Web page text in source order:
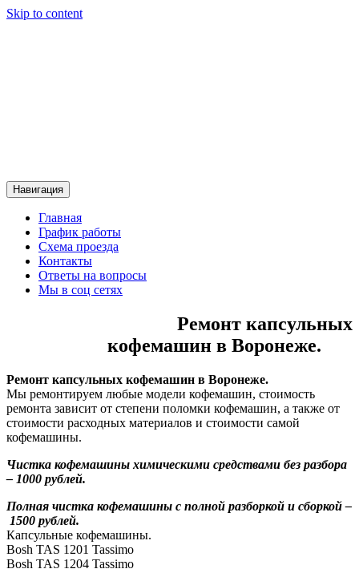
Skip to content
Навигация
Главная
График работы
Схема проезда
Контакты
Ответы на вопросы
Мы в соц сетях
Ремонт капсульных
кофемашин в Воронеже.
Ремонт капсульных кофемашин в Воронеже.
Мы ремонтируем любые модели кофемашин, стоимость
ремонта зависит от степени поломки кофемашин, а также от
стоимости расходных материалов и стоимости самой
кофемашины.
Чистка кофемашины химическими средствами без разбора
– 1000 рублей.
Полная чистка кофемашины с полной разборкой и сборкой –
1500 рублей.
Капсульные кофемашины.
Bosh TAS 1201 Tassimo
Bosh TAS 1204 Tassimo